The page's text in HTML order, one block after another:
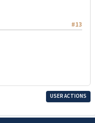
#13
USER ACTIONS